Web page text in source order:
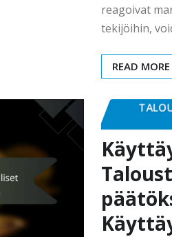
reagoivat
tekijöihin,
READ MORE